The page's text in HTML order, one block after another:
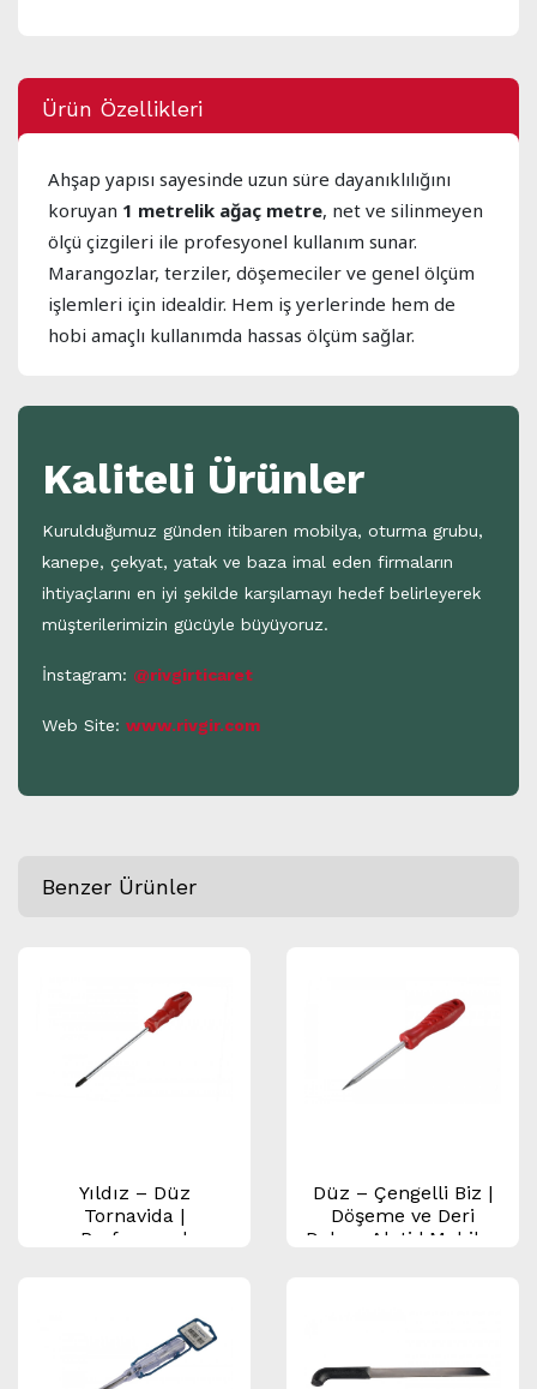
Ürün Özellikleri
Ahşap yapısı sayesinde uzun süre dayanıklılığını
koruyan 1 metrelik ağaç metre, net ve silinmeyen
ölçü çizgileri ile profesyonel kullanım sunar.
Marangozlar, terziler, döşemeciler ve genel ölçüm
işlemleri için idealdir. Hem iş yerlerinde hem de
hobi amaçlı kullanımda hassas ölçüm sağlar.
Kaliteli Ürünler
Kurulduğumuz günden itibaren mobilya, oturma grubu,
kanepe, çekyat, yatak ve baza imal eden firmaların
ihtiyaçlarını en iyi şekilde karşılamayı hedef belirleyerek
müşterilerimizin gücüyle büyüyoruz.
İnstagram: @rivgirticaret
Web Site: www.rivgir.com
Benzer Ürünler
Yıldız – Düz
Tornavida |
Profesyonel
Düz – Çengelli Biz |
Döşeme ve Deri
Delme Aleti | Mobilya